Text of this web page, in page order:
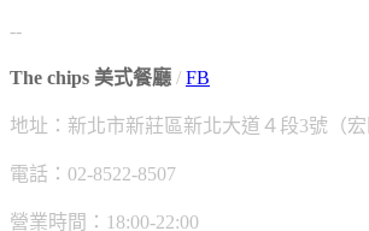
--
The chips 美式餐廳 / FB
地址：新北市新莊區新北大道４段3號（宏
電話：02-8522-8507
營業時間：18:00-22:00